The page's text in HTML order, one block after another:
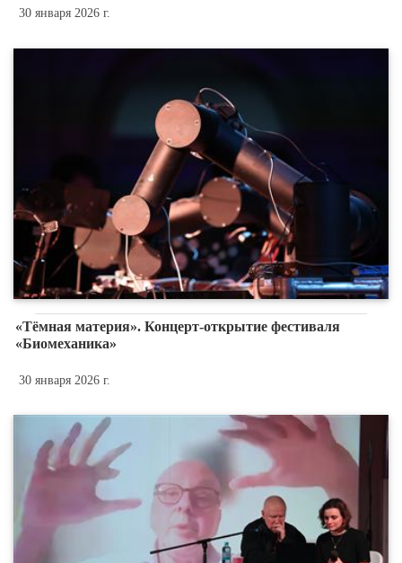
30 января 2026 г.
«Тёмная материя». Концерт-открытие фестиваля
«Биомеханика»
30 января 2026 г.